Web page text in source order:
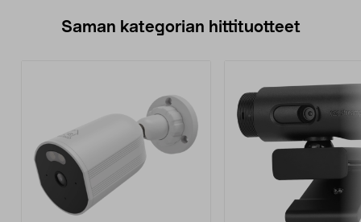
Saman kategorian hittituotteet